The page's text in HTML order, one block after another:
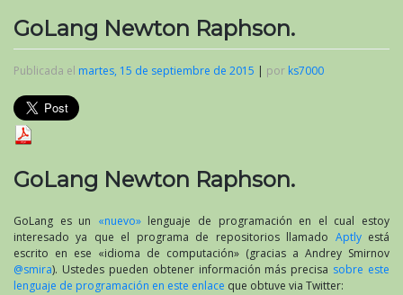
GoLang Newton Raphson.
Publicada el martes, 15 de septiembre de 2015 | por ks7000
GoLang Newton Raphson.
GoLang es un «nuevo»lenguaje de programación en el cual estoy
interesado ya que el programa de repositorios llamado Aptlyestá
escrito en ese «idioma de computación» (gracias a Andrey Smirnov
@smira). Ustedes pueden obtener información más precisa sobre este
lenguaje de programación en este enlace que obtuve via Twitter: